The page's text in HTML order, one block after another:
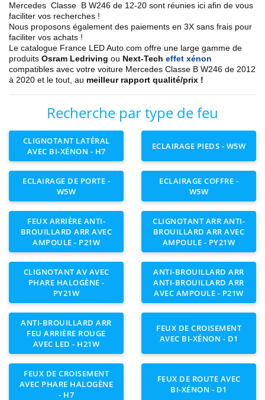
Mercedes Classe B W246 de 12-20 sont réunies ici afin de vous
faciliter vos recherches !
Nous proposons également des paiements en 3X sans frais pour
faciliter vos achats !
Le catalogue France LED Auto.com offre une large gamme de
produits Osram Ledriving ou Next-Tech effet xénon
compatibles avec votre voiture Mercedes Classe B W246 de 2012
à 2020 et le tout, au meilleur rapport qualité/prix !
Recherche par type de feu
CLIGNOTANT LATÉRAL
AVEC BI-XÉNON - H7
ECLAIRAGE PIEDS - W5W
ECLAIRAGE DE PORTE -
W5W
ECLAIRAGE COFFRE -
W5W
FEUX ARRIÈRE ANTI-
BROUILLARD ARR AVEC
AMPOULE - P21W
CLIGNOTANT ARR ANTI-
BROUILLARD ARR AVEC
AMPOULE - PY21W
CLIGNOTANT AV AVEC
PHARE HALOGÈNE -
PY21W
ANTI-BROUILLARD ARR
ANTI-BROUILLARD ARR
AVEC AMPOULE - P21W
ANTI-BROUILLARD ARR
FEU ARRIÈRE ROUGE
AVEC LED - H21W
FEUX DE CROISEMENT
AVEC BI-XÉNON - D1
FEUX DE CROISEMENT
AVEC PHARE HALOGÈNE
- H7
FEUX DE ROUTE AVEC
BI-XÉNON - D1